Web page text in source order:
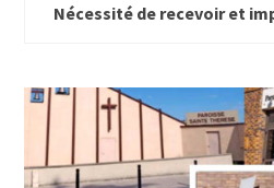
Nécessité de recevoir et